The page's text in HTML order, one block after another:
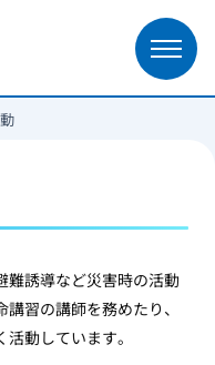
難誘導など災害時の活動
習の講師を務めたり、
動しています。